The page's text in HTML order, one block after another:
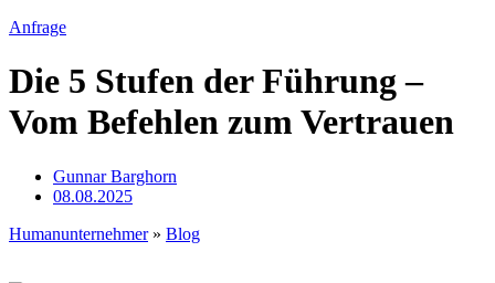
Anfrage
Die 5 Stufen der Führung –
Vom Befehlen zum Vertrauen
Gunnar Barghorn
08.08.2025
Humanunternehmer» Blog